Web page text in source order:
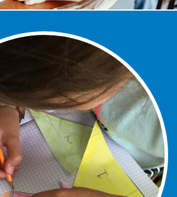
paritaria ad